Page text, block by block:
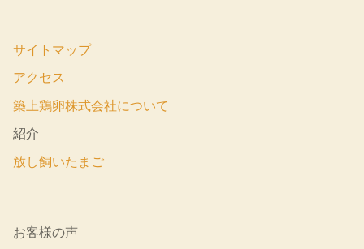
サイトマップ
アクセス
築上鶏卵株式会社について
紹介
放し飼いたまご
お客様の声